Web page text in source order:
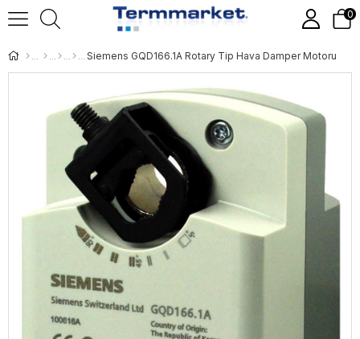
0
Siemens GQD166.1A Rotary Tip Hava Damper Motoru